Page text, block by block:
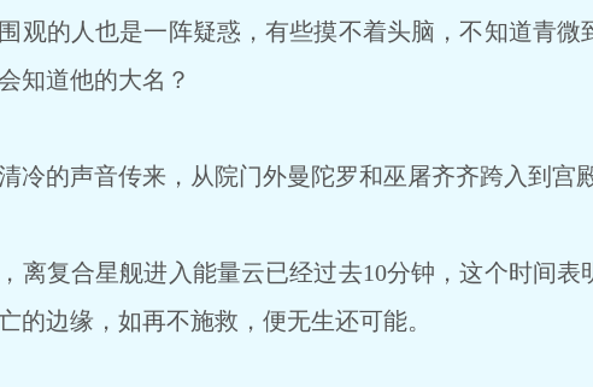
观的人也是一阵疑惑，有些摸不着头脑，不知道青微
知道他的大名？
冷的声音传来，从院门外曼陀罗和巫屠齐齐跨入到宫
离复合星舰进入能量云已经过去10分钟，这个时间表
的边缘，如再不施救，便无生还可能。